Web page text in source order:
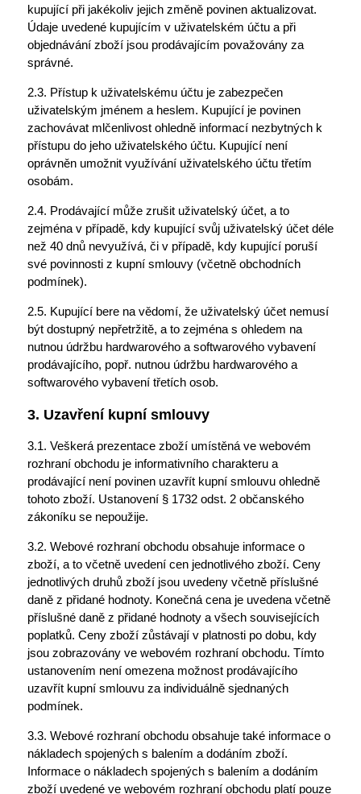
kupující při jakékoliv jejich změně povinen aktualizovat.
Údaje uvedené kupujícím v uživatelském účtu a při
objednávání zboží jsou prodávajícím považovány za
správné.
2.3. Přístup k uživatelskému účtu je zabezpečen
uživatelským jménem a heslem. Kupující je povinen
zachovávat mlčenlivost ohledně informací nezbytných k
přístupu do jeho uživatelského účtu. Kupující není
oprávněn umožnit využívání uživatelského účtu třetím
osobám.
2.4. Prodávající může zrušit uživatelský účet, a to
zejména v případě, kdy kupující svůj uživatelský účet déle
než 40 dnů nevyužívá, či v případě, kdy kupující poruší
své povinnosti z kupní smlouvy (včetně obchodních
podmínek).
2.5. Kupující bere na vědomí, že uživatelský účet nemusí
být dostupný nepřetržitě, a to zejména s ohledem na
nutnou údržbu hardwarového a softwarového vybavení
prodávajícího, popř. nutnou údržbu hardwarového a
softwarového vybavení třetích osob.
3. Uzavření kupní smlouvy
3.1. Veškerá prezentace zboží umístěná ve webovém
rozhraní obchodu je informativního charakteru a
prodávající není povinen uzavřít kupní smlouvu ohledně
tohoto zboží. Ustanovení § 1732 odst. 2 občanského
zákoníku se nepoužije.
3.2. Webové rozhraní obchodu obsahuje informace o
zboží, a to včetně uvedení cen jednotlivého zboží. Ceny
jednotlivých druhů zboží jsou uvedeny včetně příslušné
daně z přidané hodnoty. Konečná cena je uvedena včetně
příslušné daně z přidané hodnoty a všech souvisejících
poplatků. Ceny zboží zůstávají v platnosti po dobu, kdy
jsou zobrazovány ve webovém rozhraní obchodu. Tímto
ustanovením není omezena možnost prodávajícího
uzavřít kupní smlouvu za individuálně sjednaných
podmínek.
3.3. Webové rozhraní obchodu obsahuje také informace o
nákladech spojených s balením a dodáním zboží.
Informace o nákladech spojených s balením a dodáním
zboží uvedené ve webovém rozhraní obchodu platí pouze